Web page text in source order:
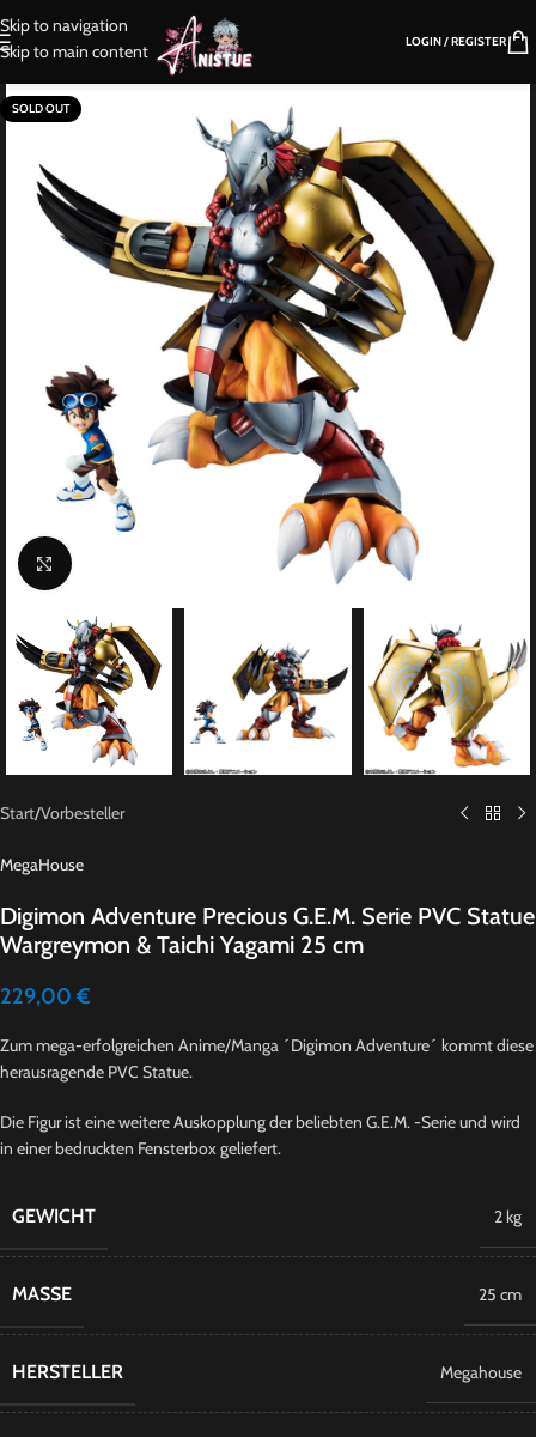
Skip to navigation
Skip to main content
LOGIN / REGISTER
SOLD OUT
Click to enlarge
Start/Vorbesteller
MegaHouse
Digimon Adventure Precious G.E.M. Serie PVC Statue
Wargreymon & Taichi Yagami 25 cm
229,00 €
Zum mega-erfolgreichen Anime/Manga ´Digimon Adventure´ kommt diese
herausragende PVC Statue.
Die Figur ist eine weitere Auskopplung der beliebten G.E.M. -Serie und wird
in einer bedruckten Fensterbox geliefert.
GEWICHT 2 kg
MASSE 25 cm
HERSTELLER Megahouse